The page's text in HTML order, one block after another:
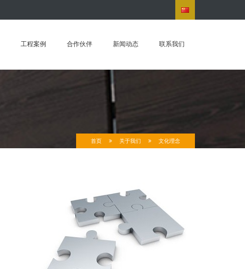
工程案例 合作伙伴 新闻动态 联系我们
首页 关于我们 文化理念